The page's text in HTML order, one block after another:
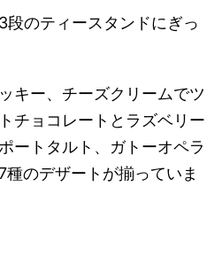
段のティースタンドにぎっ
キー、チーズクリームでツ
チョコレートとラズベリー
ートタルト、ガトーオペラ
のデザートが揃っていま